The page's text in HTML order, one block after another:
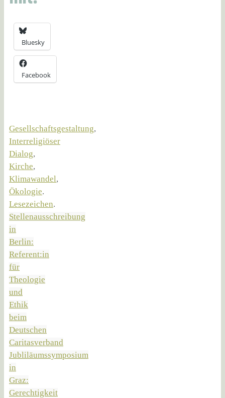
Bluesky
Facebook
Gesellschaftsgestaltung,
Interreligiöser
Dialog,
Kirche,
Klimawandel,
Ökologie.
Lesezeichen.
Stellenausschreibung
in
Berlin:
Referent:in
für
Theologie
und
Ethik
beim
Deutschen
Caritasverband
Jubliläumssymposium
in
Graz:
Gerechtigkeit